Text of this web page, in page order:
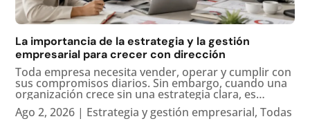
La importancia de la estrategia y la gestión
empresarial para crecer con dirección
Ago 2, 2026 | Estrategia y gestión empresarial,Todas
Toda empresa necesita vender, operar y cumplir con
sus compromisos diarios. Sin embargo, cuando una
organización crece sin una estrategia clara, es
común que aparezcan problemas de enfoque,
duplicidad de esfuerzos, falta de indicadores,